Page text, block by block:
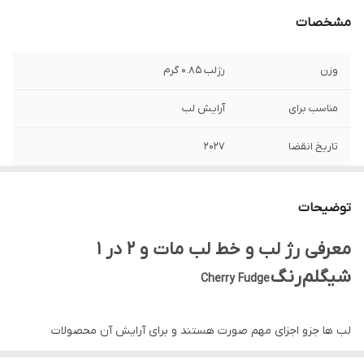
مشخصات
وزن رژلب 0.85 گرم
مناسب برای آرایش لب
تاریخ انقضا 2027
کارایی
استفاده آسان و دقیق، طراحی دو طرفه، همراه با
پیگمنت رنگ زیاد و دوام طولانی
توضیحات
معرفی رژ لب و خط لب مات و 2 در 1
شیگلم رنگCherry Fudge
لب ها جزو اجزای مهم صورت هستند و برای آرایش آن محصولات